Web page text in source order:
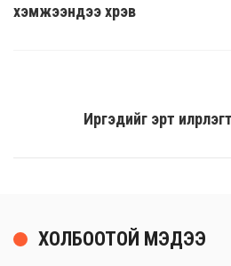
хэмжээндээ хүрэв
Иргэдийг эрт
ХОЛБООТОЙ МЭДЭЭ